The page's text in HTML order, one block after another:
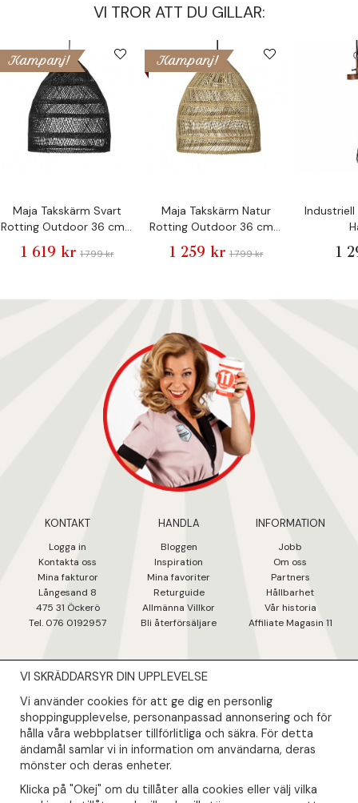
VI TROR ATT DU GILLAR:
Kampanj!
Maja Takskärm Svart
Rotting Outdoor 36 cm -
Pr Home
1 619 kr 1 799 kr
Kampanj!
Maja Takskärm Natur
Rotting Outdoor 36 cm -
Pr Home
1 259 kr 1 799 kr
Industriell
1
KONTAKT
Logga in
Kontakta oss
Mina fakturor
Långesand 8
475 31 Öckerö
Tel. 076 0192957
HANDLA
Bloggen
Inspiration
Mina favoriter
Returguide
Allmänna Villkor
Bli återförsäljare
INFORMATION
Jobb
Om oss
Partners
Hållbarhet
Vår historia
Affiliate Magasin 11
NYHETSBREV
Såklart skall du ta del av våra bästa erbjudanden & nyheter!
Din mail kommer endast användas till våra nyhetsbrev.
VI SKRÄDDARSYR DIN UPPLEVELSE
Vi använder cookies för att ge dig en personlig
shoppingupplevelse, personanpassad annonsering och för
hålla våra webbplatser tillförlitliga och säkra. För detta
ändamål samlar vi in information om användarna, deras
mönster och deras enheter.
Klicka på "Okej" om du tillåter alla cookies eller välj vilka